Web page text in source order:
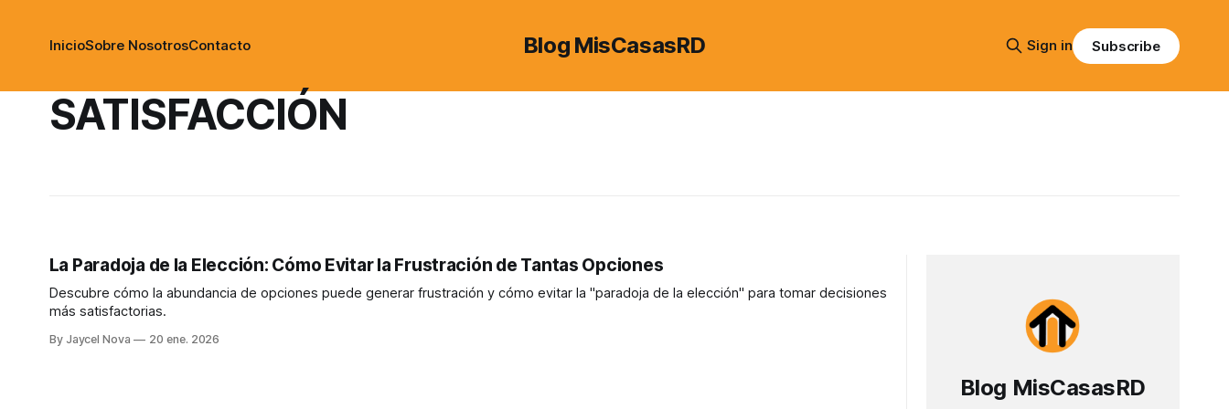
Blog MisCasasRD
InicioSobre NosotrosContacto Sign in Subscribe
SATISFACCIÓN
La Paradoja de la Elección: Cómo Evitar la Frustración de Tantas Opciones
Descubre cómo la abundancia de opciones puede generar frustración y cómo evitar la "paradoja de la elección" para tomar decisiones
más satisfactorias.
By Jaycel Nova 20 ene. 2026
Blog MisCasasRD